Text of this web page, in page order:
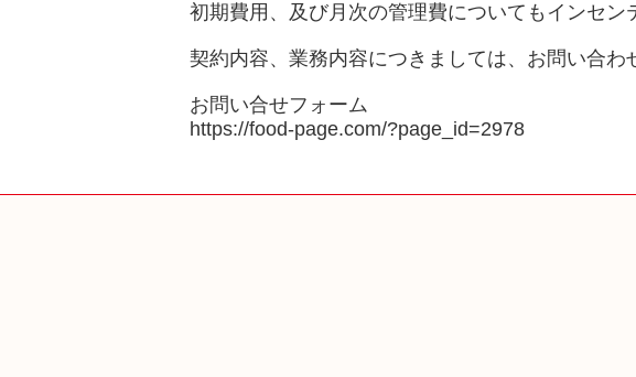
初期費用、及び月次の管理費についてもインセン
契約内容、業務内容につきましては、お問い合わ
お問い合せフォーム
https://food-page.com/?page_id=2978